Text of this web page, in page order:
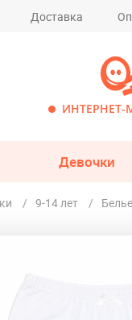
Доставка
Девочки
9-14 лет Белье